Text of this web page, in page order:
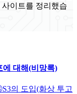
이트를 정리했습
에 대해(비망록)
의 도입(화상 투고